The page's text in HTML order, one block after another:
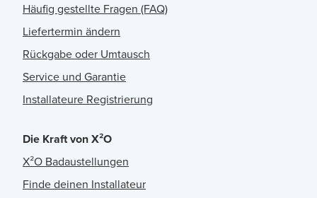
Häufig gestellte Fragen (FAQ)
Liefertermin ändern
Rückgabe oder Umtausch
Service und Garantie
Installateure Registrierung
Die Kraft von X²O
X²O Badaustellungen
Finde deinen Installateur